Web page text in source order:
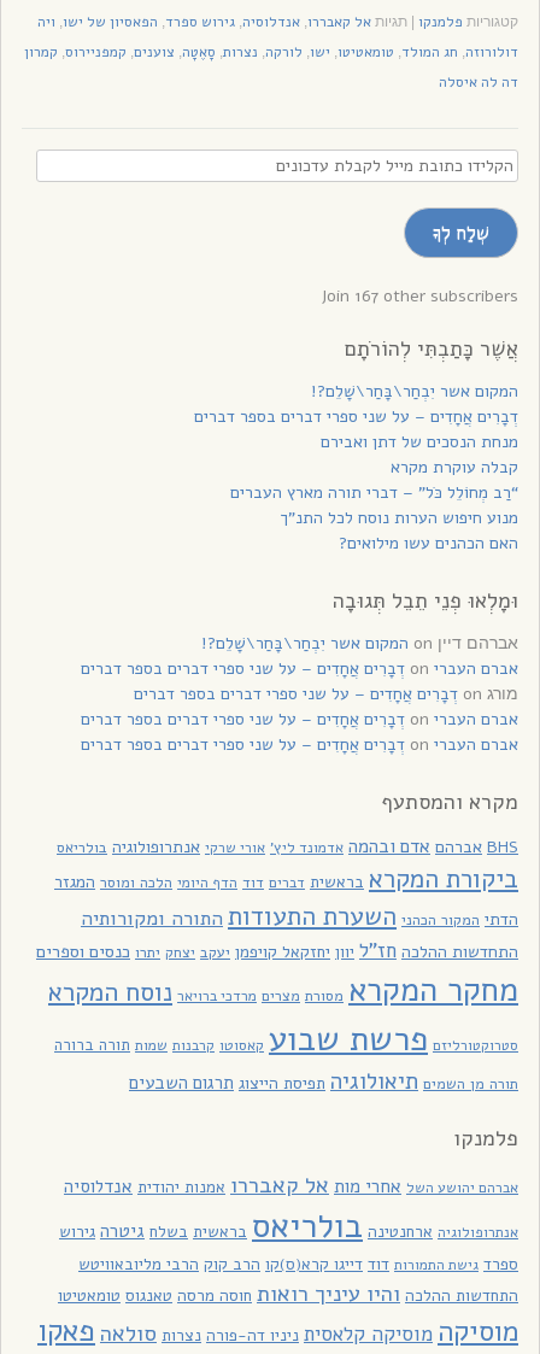
קטגוריות פלמנקו |תגיותאל קאבררו,אנדלוסיה,גירוש ספרד, הפאסיון של ישו, ויה
דולורוזה, חג המולד, טומאטיטו, ישו, לורקה, נצרות, סָאֶטָה, צוענים, קמפניירוס, קמרון
דה לה איסלה
הקלידו
כתובת
מייל
לקבלת
עדכונים
שְׁלַח לְךָ
Join 167 other subscribers
אֲשֶׁר כָּתַבְתִּי לְהוֹרֹתָם
המקום אשר יִבְחַר\בָּחַר\שָׁלֵם?!
דְבָרִים אֲחָדִים – על שני ספרי דברים בספר דברים
מנחת הנסכים של דתן ואבירם
קבלה עוקרת מקרא
“רַב מְחוֹלֵל כֹּל” – דברי תורה מארץ העברים
מנוע חיפוש הערות נוסח לכל התנ”ך
האם הכהנים עשו מילואים?
וּמָלְאוּ פְנֵי תֵבֵל תְּגוּבָה
אברהם דיין
המקום אשר יִבְחַר\בָּחַר\שָׁלֵם?!
אברם העברי
דְבָרִים אֲחָדִים – על שני ספרי דברים בספר דברים
מורג
דְבָרִים אֲחָדִים – על שני ספרי דברים בספר דברים
אברם העברי
דְבָרִים אֲחָדִים – על שני ספרי דברים בספר דברים
אברם העברי
דְבָרִים אֲחָדִים – על שני ספרי דברים בספר דברים
מקרא והמסתעף
BHS אברהם אדם ובהמה אדמונד ליץ' אורי שרקי אנתרופולוגיה בולריאס
ביקורת המקרא בראשית דברים דוד הדף היומי הלכה ומוסר המגזר
הדתי המקור הכהני השערת התעודות התורה ומקורותיה
התחדשות ההלכה חז"ל יוון יחזקאל קויפמן יעקב יצחק יתרו כנסים וספרים
מחקר המקרא מסורת מצרים מרדכי ברויאר נוסח המקרא
סטרוקטורליזם פרשת שבוע קאסוטו קרבנות שמות תורה ברורה
תורה מן השמים תיאולוגיה תפיסת הייצוג תרגום השבעים
פלמנקו
אברהם יהושע השל אחרי מות אל קאבררו אמנות יהודית אנדלוסיה
אנתרופולוגיה ארחנטינה בולריאס בראשית בשלח גיטרה גירוש
ספרד גישת התמורות דוד דייגו קרא(ס)קו הרב קוק הרבי מליובאוויטש
התחדשות ההלכה והיו עיניך רואות חוסה מרסה טאנגוס טומאטיטו
מוסיקה מוסיקה קלאסית ניניו דה-פורה נצרות סולאה פאקו